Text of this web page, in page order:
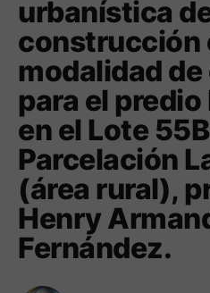
urbanística
construcción
modalidad de
para el
en el Lote
Parcelación
(área rural),
Henry
Fernández.